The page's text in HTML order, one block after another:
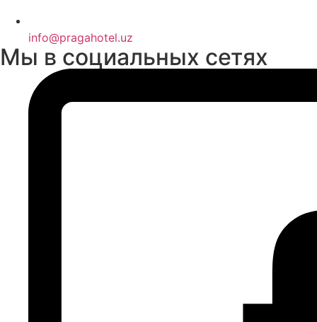
info@pragahotel.uz
Мы в социальных сетях